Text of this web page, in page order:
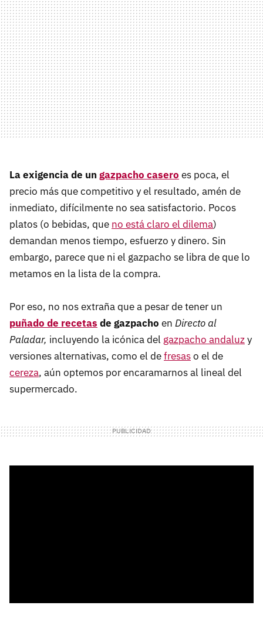
La exigencia de un gazpacho casero es poca, el
precio más que competitivo y el resultado, amén de
inmediato, difícilmente no sea satisfactorio. Pocos
platos (o bebidas, que no está claro el dilema)
demandan menos tiempo, esfuerzo y dinero. Sin
embargo, parece que ni el gazpacho se libra de que lo
metamos en la lista de la compra.
Por eso, no nos extraña que a pesar de tener un
puñado de recetas de gazpacho en Directo al
Paladar, incluyendo la icónica del gazpacho andaluzy
versiones alternativas, como el defresaso el de
cereza, aún optemos por encaramarnos al lineal del
supermercado.